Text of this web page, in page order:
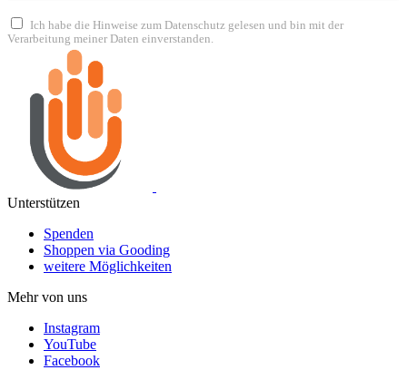
Ich habe die Hinweise zum Datenschutz gelesen und bin mit der
Verarbeitung meiner Daten einverstanden.
Unterstützen
Spenden
Shoppen via Gooding
weitere Möglichkeiten
Mehr von uns
Instagram
YouTube
Facebook